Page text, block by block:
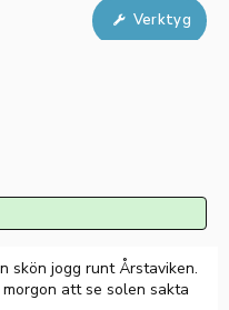
Verktyg
skön jogg runt Årstaviken.
att se solen sakta